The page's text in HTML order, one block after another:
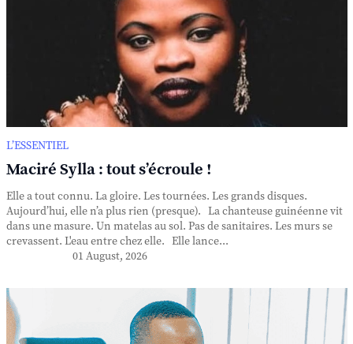
L’ESSENTIEL
Maciré Sylla : tout s’écroule !
Elle a tout connu. La gloire. Les tournées. Les grands disques.
Aujourd’hui, elle n’a plus rien (presque). La chanteuse guinéenne vit
dans une masure. Un matelas au sol. Pas de sanitaires. Les murs se
crevassent. L'eau entre chez elle. Elle lance...
01 August, 2026